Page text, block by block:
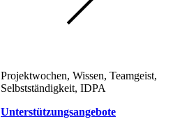
Projektwochen, Wissen, Teamgeist,
Selbstständigkeit, IDPA
Unterstützungsangebote